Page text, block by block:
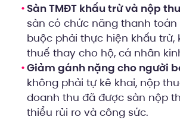
Sàn TMĐT khấu trừ và nộp
sàn có chức năng thanh
buộc phải thực hiện khấu trừ,
thuế thay cho hộ, cá nhân
Giảm gánh nặng cho người
không phải tự kê khai, nộp
doanh thu đã được sàn nộp
thiểu rủi ro và công sức.